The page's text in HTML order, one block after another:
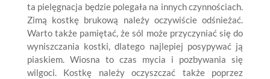
ta pielęgnacja będzie polegała na innych czynnościach.
Zimą kostkę brukową należy oczywiście odśnieżać.
Warto także pamiętać, że sól może przyczyniać się do
wyniszczania kostki, dlatego najlepiej posypywać ją
piaskiem. Wiosna to czas mycia i pozbywania się
wilgoci. Kostkę należy oczyszczać także poprzez